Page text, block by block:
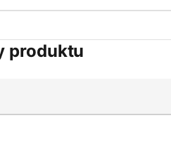
produktu